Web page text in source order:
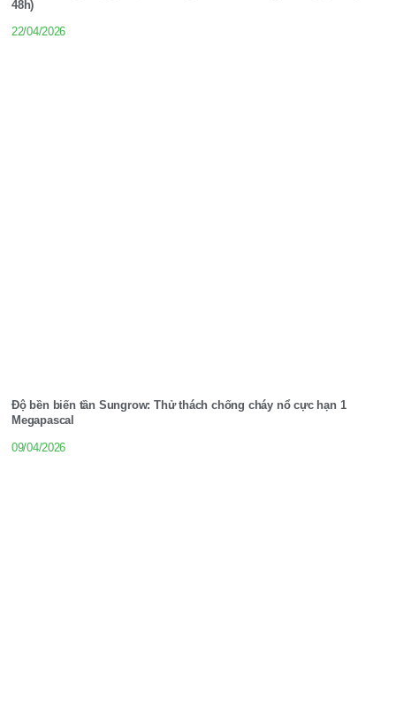
48h)
22/04/2026
Độ bền biến tần Sungrow: Thử thách chống cháy nổ cực hạn 1
Megapascal
09/04/2026